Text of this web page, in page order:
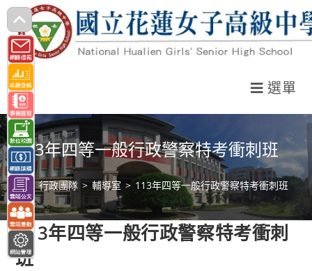
跳
轉
至
主
要
內
容
選單
113年四等一般行政警察特考衝刺班
> 行政團隊 > 輔導室 > 113年四等一般行政警察特考衝刺班
113年四等一般行政警察特考衝刺
班